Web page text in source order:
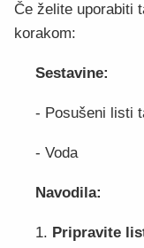
Če želite uporabiti
korakom:
Sestavine:
- Posušeni listi
- Voda
Navodila:
1. Pripravite